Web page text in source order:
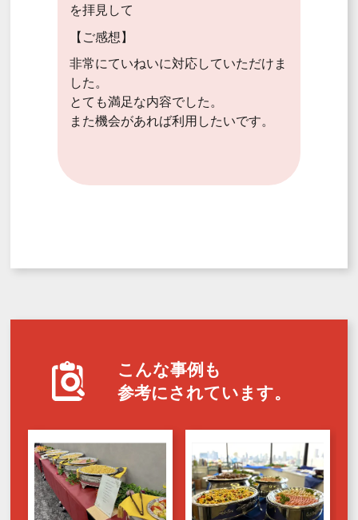
を拝見して
【ご感想】
非常にていねいに対応していただけま
した。
とても満足な内容でした。
また機会があれば利用したいです。
こんな事例も
参考にされています。